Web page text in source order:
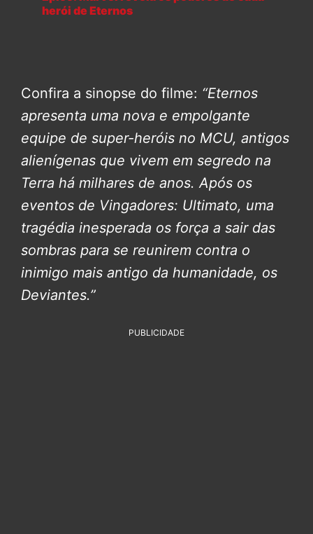
herói de Eternos
Confira a sinopse do filme: “Eternos
apresenta uma nova e empolgante
equipe de super-heróis no MCU, antigos
alienígenas que vivem em segredo na
Terra há milhares de anos. Após os
eventos de Vingadores: Ultimato, uma
tragédia inesperada os força a sair das
sombras para se reunirem contra o
inimigo mais antigo da humanidade, os
Deviantes.”
PUBLICIDADE